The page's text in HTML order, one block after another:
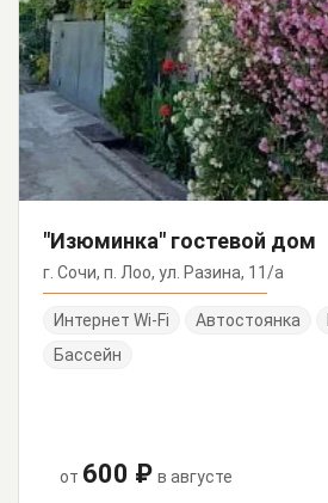
"Изюминка" гостевой дом
г. Сочи, п. Лоо, ул. Разина, 11/а
Интернет Wi-Fi Автостоянка
Бассейн
от 600 ₽ в августе